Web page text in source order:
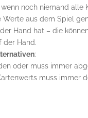
noch niemand
Werte aus dem Spiel
Hand hat – die
der Hand.
:
oder muss immer
muss immer